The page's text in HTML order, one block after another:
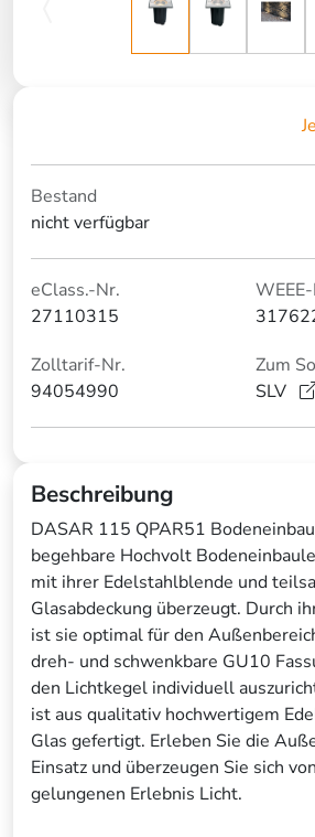
Bestand
nicht verfügbar
eClass.-Nr.
27110315
Zolltarif-Nr.
94054990
Zum
SLV
Beschreibung
DASAR 115 QPAR51
begehbare Hochvolt
mit ihrer Edelstahlblende und
Glasabdeckung überzeugt. Durch
ist sie optimal für den
dreh- und schwenkbare GU10
den Lichtkegel individuell
ist aus qualitativ hochwertigem
Glas gefertigt. Erleben Sie die
Einsatz und überzeugen Sie sich
gelungenen Erlebnis Licht.